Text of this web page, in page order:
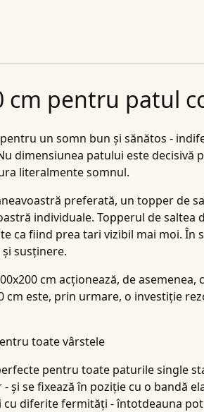
cm pentru patul
un somn bun și sănătos -
dimensiunea patului este
literalmente somnul.
preferată, un topper de
individuale. Topperul de saltea
ca fiind prea tari vizibil mai moi. În
susținere.
cm acționează, de
cm este, prin urmare, o investiție
toate vârstele
pentru toate paturile single
se fixează în poziție cu o bandă
diferite fermități - întotdeauna